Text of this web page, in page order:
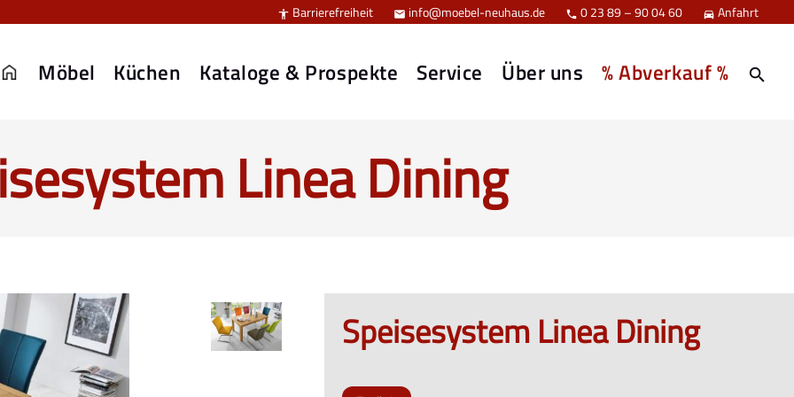
 Barrierefreiheit  info@moebel-neuhaus.de  0 23 89 – 90 04 60  Anfahrt
Möbel Küchen Kataloge & Prospekte Service Über uns % Abverkauf %
Linea Dining
Speisesystem Linea Dining